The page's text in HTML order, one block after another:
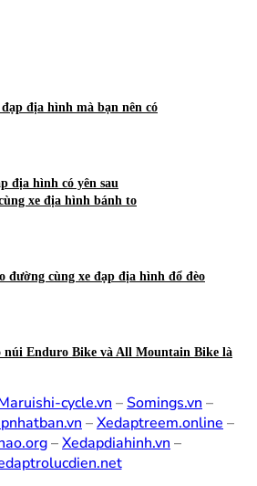
địa hình mà bạn nên có
địa hình có yên sau
xe địa hình bánh to
đường cùng xe đạp địa hình đổ đèo
núi Enduro Bike và All Mountain Bike là
cycle.vn – Somings.vn –
–Xedaptreem.online –
–Xedapdiahinh.vn –